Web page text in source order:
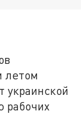
летом
украинской
рабочих